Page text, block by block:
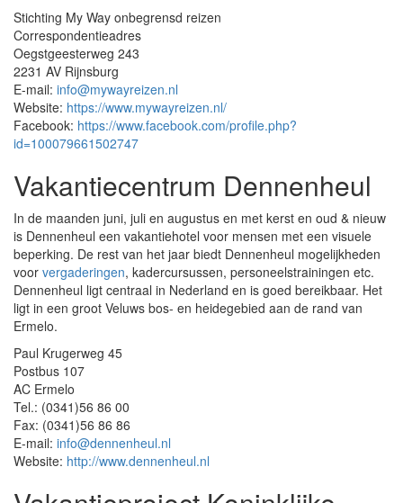
Stichting My Way onbegrensd reizen
Correspondentieadres
Oegstgeesterweg 243
2231 AV Rijnsburg
E-mail: info@mywayreizen.nl
Website: https://www.mywayreizen.nl/
Facebook: https://www.facebook.com/profile.php?
id=100079661502747
Vakantiecentrum Dennenheul
In de maanden juni, juli en augustus en met kerst en oud & nieuw
is Dennenheul een vakantiehotel voor mensen met een visuele
beperking. De rest van het jaar biedt Dennenheul mogelijkheden
voor vergaderingen, kadercursussen, personeelstrainingen etc.
Dennenheul ligt centraal in Nederland en is goed bereikbaar. Het
ligt in een groot Veluws bos- en heidegebied aan de rand van
Ermelo.
Paul Krugerweg 45
Postbus 107
AC Ermelo
Tel.: (0341)56 86 00
Fax: (0341)56 86 86
E-mail: info@dennenheul.nl
Website: http://www.dennenheul.nl